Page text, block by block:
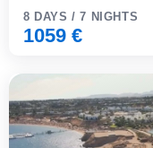
8 DAYS / 7 NIGHTS
1059 €